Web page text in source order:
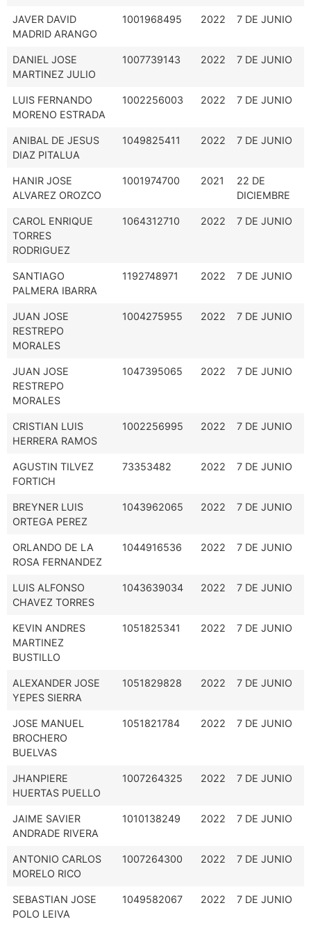
JAVER DAVID
MADRID ARANGO
1001968495 2022 7 DE JUNIO
DANIEL JOSE
MARTINEZ JULIO
1007739143 2022 7 DE JUNIO
LUIS FERNANDO
MORENO ESTRADA
1002256003 2022 7 DE JUNIO
ANIBAL DE JESUS
DIAZ PITALUA
1049825411 2022 7 DE JUNIO
HANIR JOSE
ALVAREZ OROZCO
1001974700 2021
22 DE
DICIEMBRE
CAROL ENRIQUE
TORRES
RODRIGUEZ
1064312710 2022 7 DE JUNIO
SANTIAGO
PALMERA IBARRA
1192748971 2022 7 DE JUNIO
JUAN JOSE
RESTREPO
MORALES
1004275955 2022 7 DE JUNIO
JUAN JOSE
RESTREPO
MORALES
1047395065 2022 7 DE JUNIO
CRISTIAN LUIS
HERRERA RAMOS
1002256995 2022 7 DE JUNIO
AGUSTIN TILVEZ
FORTICH
73353482 2022 7 DE JUNIO
BREYNER LUIS
ORTEGA PEREZ
1043962065 2022 7 DE JUNIO
ORLANDO DE LA
ROSA FERNANDEZ
1044916536 2022 7 DE JUNIO
LUIS ALFONSO
CHAVEZ TORRES
1043639034 2022 7 DE JUNIO
KEVIN ANDRES
MARTINEZ
BUSTILLO
1051825341 2022 7 DE JUNIO
ALEXANDER JOSE
YEPES SIERRA
1051829828 2022 7 DE JUNIO
JOSE MANUEL
BROCHERO
BUELVAS
1051821784 2022 7 DE JUNIO
JHANPIERE
HUERTAS PUELLO
1007264325 2022 7 DE JUNIO
JAIME SAVIER
ANDRADE RIVERA
1010138249 2022 7 DE JUNIO
ANTONIO CARLOS
MORELO RICO
1007264300 2022 7 DE JUNIO
SEBASTIAN JOSE
POLO LEIVA
1049582067 2022 7 DE JUNIO